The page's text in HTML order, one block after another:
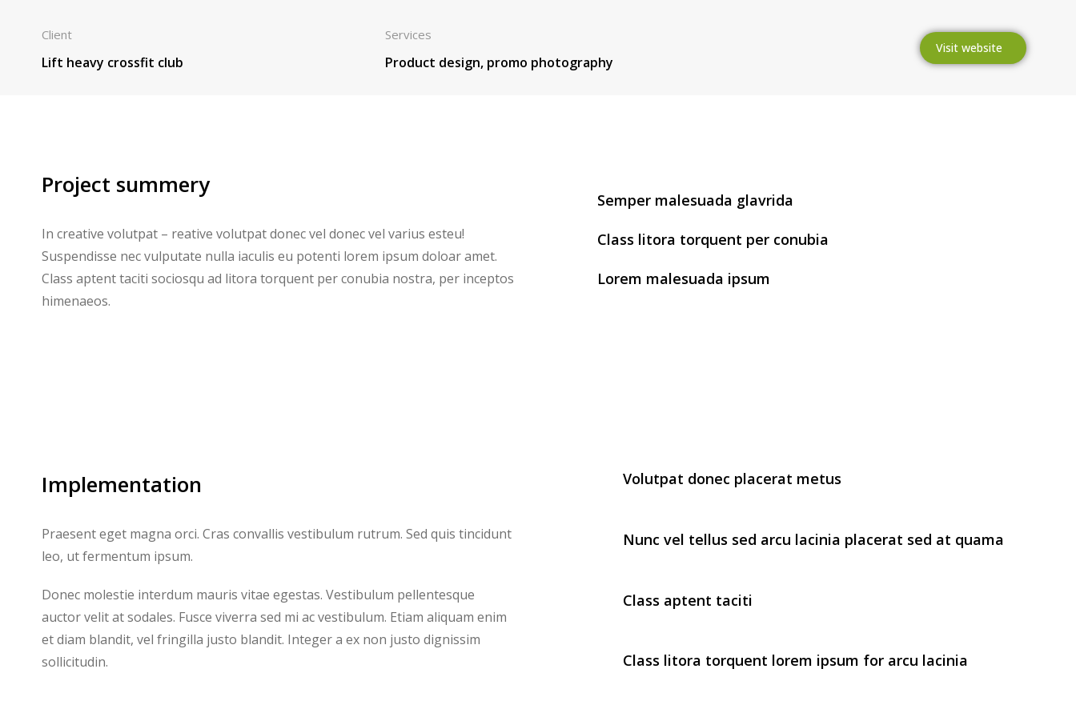
Client
Lift heavy crossfit club
Services
Product design, promo photography
Visit website
Project summery
In creative volutpat – reative volutpat donec vel donec vel varius esteu!
Suspendisse nec vulputate nulla iaculis eu potenti lorem ipsum doloar amet.
Class aptent taciti sociosqu ad litora torquent per conubia nostra, per inceptos
himenaeos.
Semper malesuada glavrida
Class litora torquent per conubia
Lorem malesuada ipsum
Implementation
Praesent eget magna orci. Cras convallis vestibulum rutrum. Sed quis tincidunt
leo, ut fermentum ipsum.
Donec molestie interdum mauris vitae egestas. Vestibulum pellentesque
auctor velit at sodales. Fusce viverra sed mi ac vestibulum. Etiam aliquam enim
et diam blandit, vel fringilla justo blandit. Integer a ex non justo dignissim
sollicitudin.
Volutpat donec placerat metus
Nunc vel tellus sed arcu lacinia placerat sed at quama
Class aptent taciti
Class litora torquent lorem ipsum for arcu lacinia